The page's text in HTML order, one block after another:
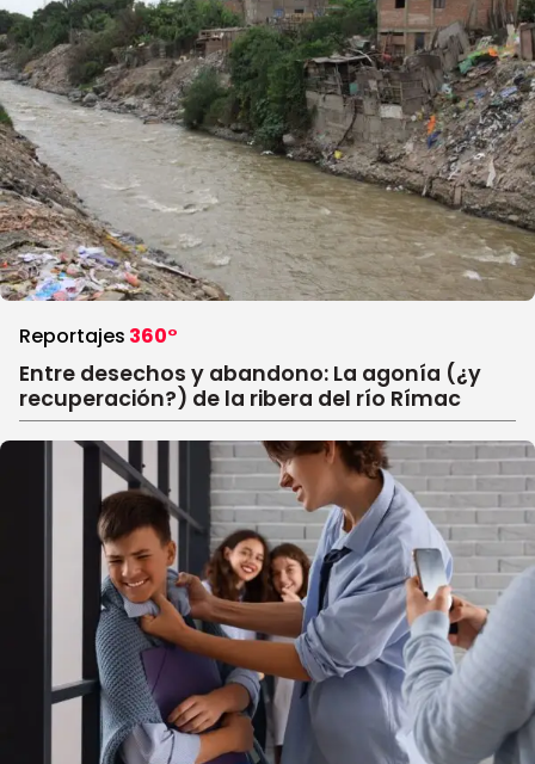
Reportajes 360°
Entre desechos y abandono: La agonía (¿y
recuperación?) de la ribera del río Rímac